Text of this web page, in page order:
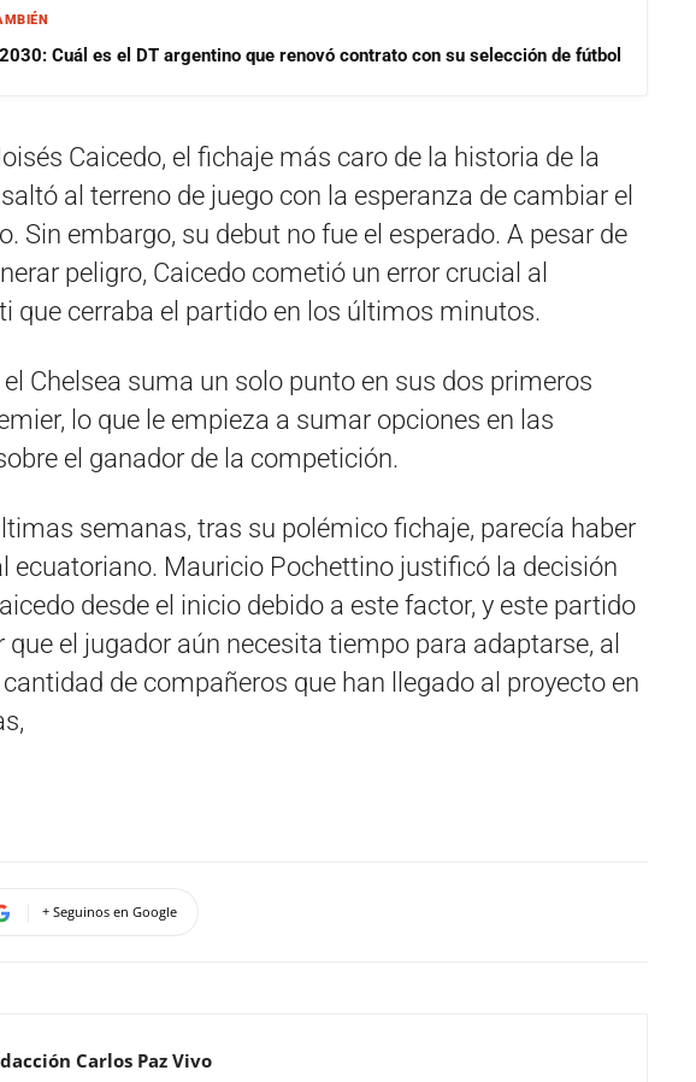
Cuál es el DT argentino que renovó contrato con su selección de fútbol
Caicedo, el fichaje más caro de la historia de la
al terreno de juego con la esperanza de cambiar el
Sin embargo, su debut no fue el esperado. A pesar de
peligro, Caicedo cometió un error crucial al
que cerraba el partido en los últimos minutos.
Chelsea suma un solo punto en sus dos primeros
lo que le empieza a sumar opciones en las
el ganador de la competición.
semanas, tras su polémico fichaje, parecía haber
ecuatoriano. Mauricio Pochettino justificó la decisión
desde el inicio debido a este factor, y este partido
el jugador aún necesita tiempo para adaptarse, al
de compañeros que han llegado al proyecto en
+ Seguinos en Google
Carlos Paz Vivo